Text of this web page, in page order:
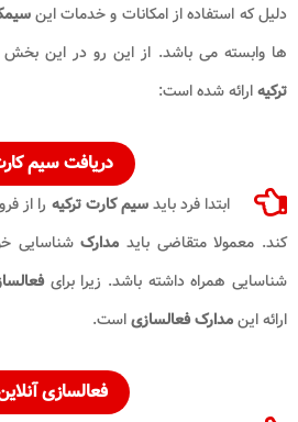
دلیل که استفاده از امکانات و خدمات این
ها وابسته می باشد. از این رو در این
ترکیهارائه شده است:
دریافت سیم
ابتدا فرد بایدسیم کارت ترکیه را از
کند. معمولا متقاضی باید مدارکشناسایی
شناسایی همراه داشته باشد. زیرا برای
ارائه اینمدارک فعالسازیاست.
فعالسازی